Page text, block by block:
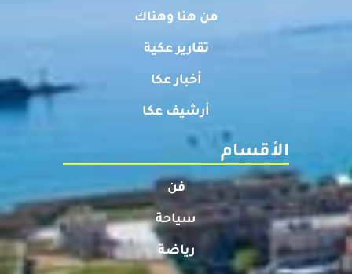
من هنا وهناك
تقارير عكية
أخبار عكا
أرشيف عكا
الأقسام
فن
سياحة
رياضة